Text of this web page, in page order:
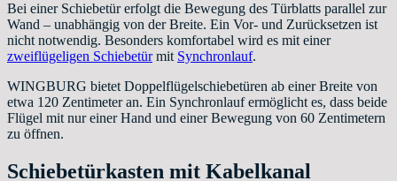
Bei einer Schiebetür erfolgt die Bewegung des Türblatts parallel zur
Wand – unabhängig von der Breite. Ein Vor- und Zurücksetzen ist
nicht notwendig. Besonders komfortabel wird es mit einer
zweiflügeligen Schiebetürmit Synchronlauf.
WINGBURG bietet Doppelflügelschiebetüren ab einer Breite von
etwa 120 Zentimeter an. Ein Synchronlauf ermöglicht es, dass beide
Flügel mit nur einer Hand und einer Bewegung von 60 Zentimetern
zu öffnen.
Schiebetürkasten mit Kabelkanal